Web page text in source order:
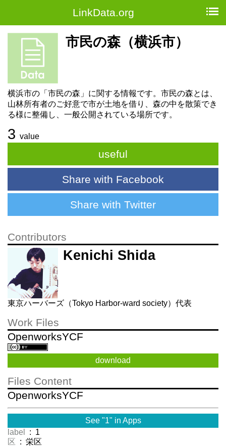
LinkData.org
市民の森（横浜市）
横浜市の「市民の森」に関する情報です。市民の森とは、
山林所有者のご好意で市が土地を借り、森の中を散策でき
る様に整備し、一般公開されている場所です。
3 value
useful
Share with Facebook
Share with Twitter
Contributors
Kenichi Shida
東京ハーバーズ（Tokyo Harbor-ward society）代表
Work Files
OpenworksYCF
download
Files Content
OpenworksYCF
See "1" in Apps
label
: 1
区 : 栄区